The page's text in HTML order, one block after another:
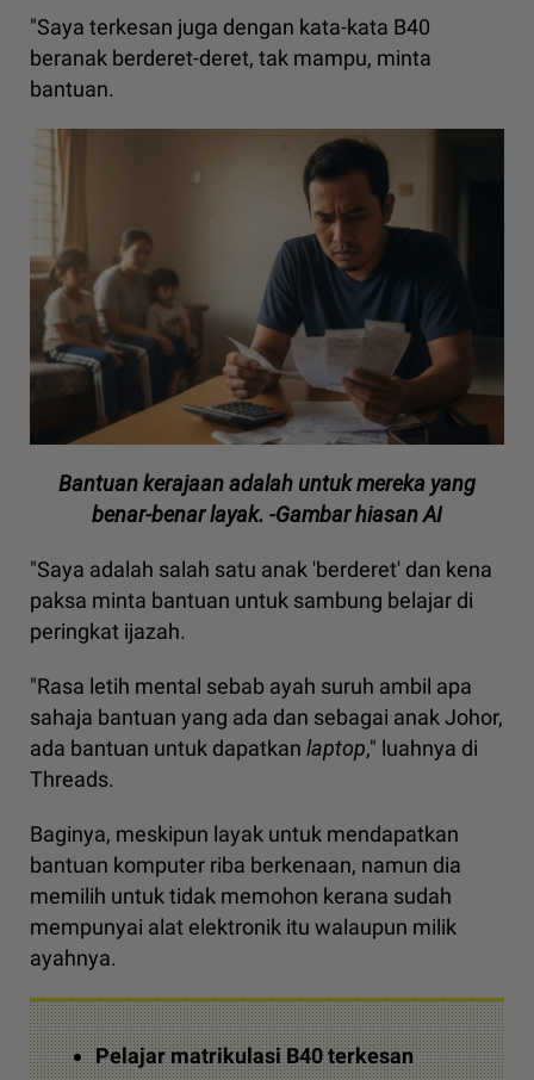
"Saya terkesan juga dengan kata-kata B40
beranak berderet-deret, tak mampu, minta
bantuan.
Bantuan kerajaan adalah untuk mereka yang
benar-benar layak. -Gambar hiasan AI
"Saya adalah salah satu anak 'berderet' dan kena
paksa minta bantuan untuk sambung belajar di
peringkat ijazah.
"Rasa letih mental sebab ayah suruh ambil apa
sahaja bantuan yang ada dan sebagai anak Johor,
ada bantuan untuk dapatkan laptop," luahnya di
Threads.
Baginya, meskipun layak untuk mendapatkan
bantuan komputer riba berkenaan, namun dia
memilih untuk tidak memohon kerana sudah
mempunyai alat elektronik itu walaupun milik
ayahnya.
Pelajar matrikulasi B40 terkesan